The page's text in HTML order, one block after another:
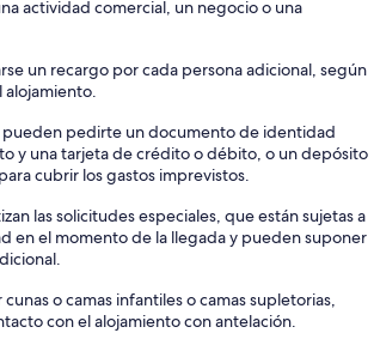
actividad comercial, un negocio o una
un recargo por cada persona adicional, según
alojamiento.
pueden pedirte un documento de identidad
y una tarjeta de crédito o débito, o un depósito
cubrir los gastos imprevistos.
las solicitudes especiales, que están sujetas a
en el momento de la llegada y pueden suponer
cunas o camas infantiles o camas supletorias,
con el alojamiento con antelación.